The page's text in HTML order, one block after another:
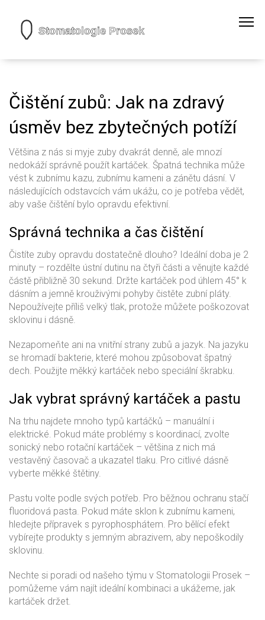
Čištění zubů: Jak na zdravý
úsměv bez zbytečných potíží
Většina z nás si myje zuby dvakrát denně, ale mnozí
nedokáží správně použít kartáček. Špatná technika může
vést k zubnímu kazu, zubnímu kameni a zánětu dásní. V
následujících odstavcích vám ukážu, co je potřeba vědět,
aby vaše čištění bylo opravdu efektivní.
Správná technika a čas čištění
Čistíte zuby opravdu dostatečně dlouho? Ideální doba je 2
minuty – rozdělte ústní dutinu na čtyři části a věnujte každé
částě přibližně 30 sekund. Držte kartáček pod úhlem 45° k
dásním a jemně krouživými pohyby čistěte zubní pláty.
Nepoužívejte příliš velký tlak, protože můžete poškozovat
sklovinu i dásně.
Nezapomeňte ani na vnitřní strany zubů a jazyk. Na jazyku
se hromadí bakterie, které mohou způsobovat špatný
dech. Použijte měkký kartáček nebo speciální škrabku.
Jak vybrat správný kartáček a pastu
Na trhu najdete mnoho typů kartáčků – manuální i
elektrické. Pokud máte problémy s koordinací, zvolte
sonický nebo rotační kartáček – většina z nich má
vestavěný časovač a ukazatel tlaku. Pro citlivé dásně
vyberte měkké štětiny.
Pastu volte podle svých potřeb. Pro běžnou ochranu stačí
fluoridová pasta. Pokud máte sklon k zubnímu kameni,
hledejte přípravek s pyrophosphátem. Pro bělící efekt
vybírejte produkty s jemným abrazivem, aby nepoškodily
sklovinu.
Nechte si poradi od našeho týmu v Stomatologii Prosek –
pomůžeme vám najít ideální kombinaci a ukážeme, jak
kartáček držet.